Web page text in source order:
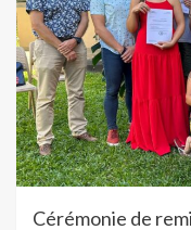
Cérémonie de